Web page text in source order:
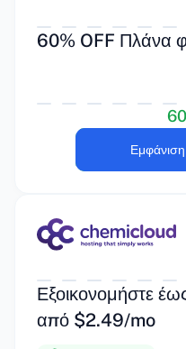
60% OFF Πλάνα
Εξοικονομήστε
από $2.49/mo